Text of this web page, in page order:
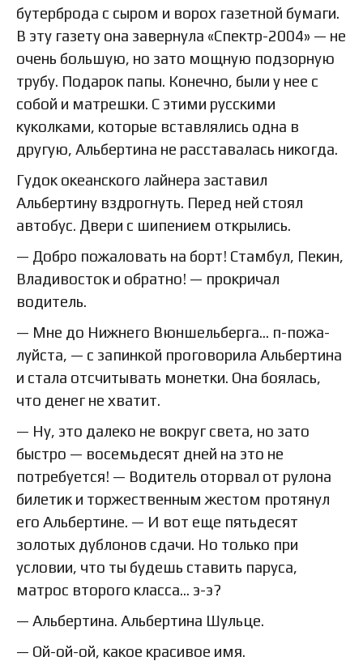
бутерброда с сыром и ворох газетной бумаги.
В эту газету она завернула «Спектр-2004» — не
очень большую, но зато мощную подзорную
трубу. Подарок папы. Конечно, были у нее с
собой и матрешки. С этими русскими
куколками, которые вставлялись одна в
другую, Альбертина не расставалась никогда.
Гудок океанского лайнера заставил
Альбертину вздрогнуть. Перед ней стоял
автобус. Двери с шипением открылись.
— Добро пожаловать на борт! Стамбул, Пекин,
Владивосток и обратно! — прокричал
водитель.
— Мне до Нижнего Вюншельберга… п-пожа-
луйста, — с запинкой проговорила Альбертина
и стала отсчитывать монетки. Она боялась,
что денег не хватит.
— Ну, это далеко не вокруг света, но зато
быстро — восемьдесят дней на это не
потребуется! — Водитель оторвал от рулона
билетик и торжественным жестом протянул
его Альбертине. — И вот еще пятьдесят
золотых дублонов сдачи. Но только при
условии, что ты будешь ставить паруса,
матрос второго класса… э-э?
— Альбертина. Альбертина Шульце.
— Ой-ой-ой, какое красивое имя.